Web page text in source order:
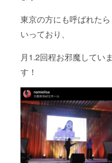
東京の方にも呼ばれたら
いっており、
月1.2回程お邪魔していま
す！